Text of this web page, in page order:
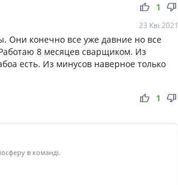
thumb_up thumb_down
1
23 Кві 2021
Они конечно все уже давние но все
8 месяцев сварщиком. Из
есть. Из минусов наверное только
thumb_up thumb_down
1
в команді.